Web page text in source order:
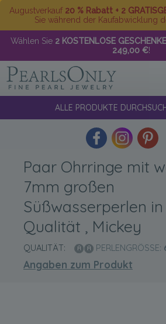
Augustverkauf 20 % Rabatt + 2
Sie während der Kaufabwicklung
Wählen Sie 2 KOSTENLOSE GESCHENKE
249,00 €!
ALLE PRODUKTE
Paar Ohrringe mit
7mm großen
Süßwasserperlen in
Qualität , Mickey
QUALITÄT: PERLENGRÖSSE:
Angaben zum Produkt